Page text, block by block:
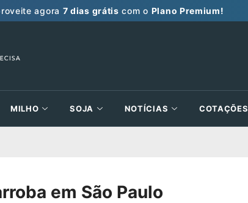
agora 7 dias grátis com o Plano Premium!
MILHO SOJA NOTÍCIAS COTAÇÕES
em São Paulo